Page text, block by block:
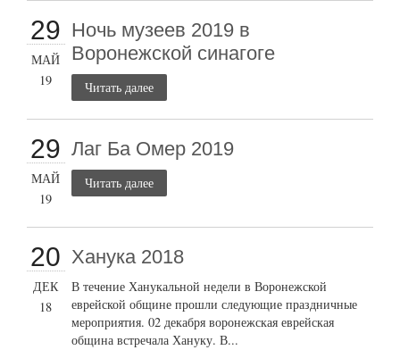
29
МАЙ
19
Ночь музеев 2019 в
Воронежской синагоге
Читать далее
29
МАЙ
19
Лаг Ба Омер 2019
Читать далее
20
ДЕК
18
Ханука 2018
В течение Ханукальной недели в Воронежской
еврейской общине прошли следующие праздничные
мероприятия. 02 декабря воронежская еврейская
община встречала Хануку. В...